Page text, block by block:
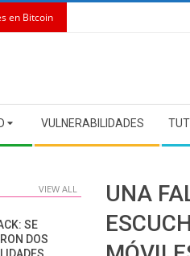
en Bitcoin
VULNERABILIDADES
UNA
VIEW ALL
SE
DOS